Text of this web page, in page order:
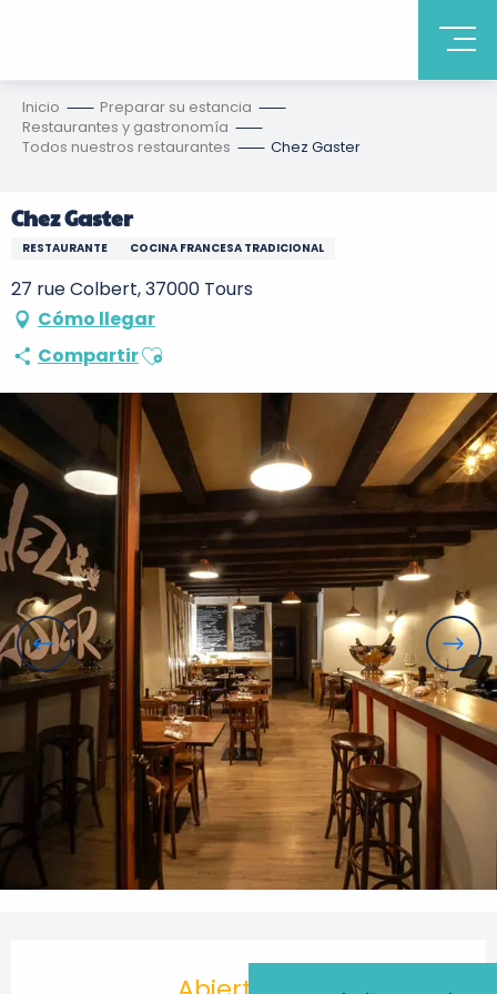
Inicio
Preparar su estancia
Restaurantes y gastronomía
Todos nuestros restaurantes
Chez Gaster
Chez Gaster
RESTAURANTE COCINA FRANCESA TRADICIONAL
27 rue Colbert, 37000 Tours
Cómo llegar
CompartirAjouter aux favoris
Horarios y datos de contacto